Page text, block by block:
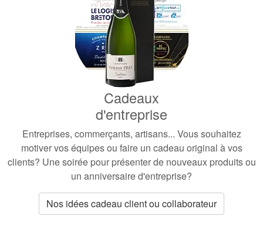
Cadeaux
d'entreprise
Entreprises, commerçants, artisans... Vous souhaitez
motiver vos équipes ou faire un cadeau original à vos
clients? Une soirée pour présenter de nouveaux produits ou
un anniversaire d'entreprise?
Nos idées cadeau client ou collaborateur